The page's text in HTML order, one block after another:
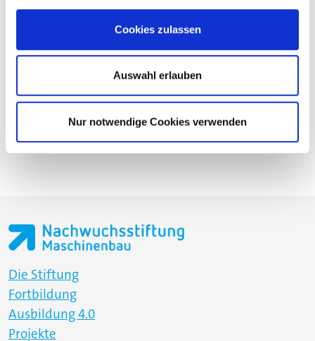
Cookies zulassen
Auswahl erlauben
Nur notwendige Cookies verwenden
Relevante Produkte mit echtem Nutzen für
Zugang zu einem starken Industrienetzwerk
Individuelle Weiterentwicklung und Weiterbildung
Die Stiftung
Fortbildung
Ausbildung 4.0
Projekte